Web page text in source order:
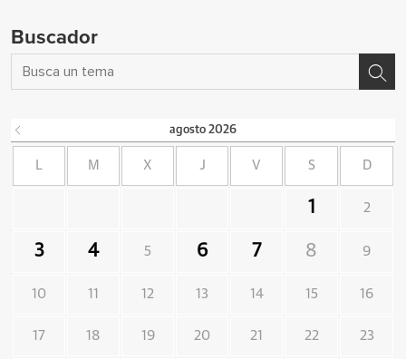
Buscador
agosto 2026
L M X J V S D
1 2
3 4 5 6 7 8 9
10 11 12 13 14 15 16
17 18 19 20 21 22 23